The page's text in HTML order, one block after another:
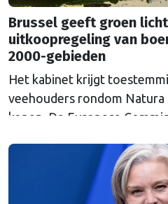
Brussel geeft groen
uitkoopregeling van
2000-gebieden
Het kabinet krijgt
veehouders rondom
kopen. De Europese